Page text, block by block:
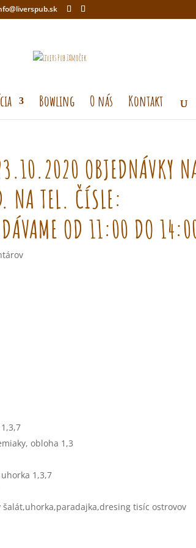
Bowling O nás Kontakt
OBJEDNÁVKY
NA TEL. ČÍSLE:
OD 11:00 DO
obloha 1,3
1,3,7
tisíc ostrovov